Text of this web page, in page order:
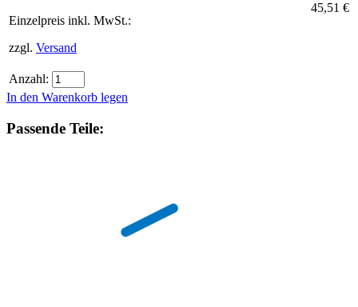
Einzelpreis inkl. MwSt.:
zzgl. Versand
45,51 €
Anzahl:
In den Warenkorb legen
Passende Teile: